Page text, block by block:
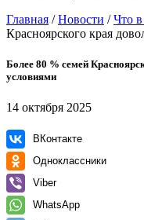
Главная /Новости /Что в
Красноярского края
Более 80 % семей
условиями
14 октября 2025
ВКонтакте
Одноклассники
Viber
WhatsApp